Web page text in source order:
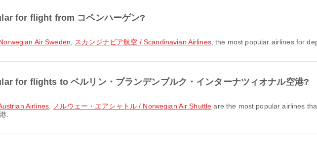
for flight from コペンハーゲン?
Air Sweden スカンジナビア航空 / Scandinavian Airlines, the most popular airlines for
for flights to ベルリン・ブランデンブルク・インターナツィオナル空港?
Airlines ノルウェー・エアシャトル / Norwegian Air Shuttle are the most popular airlines
.